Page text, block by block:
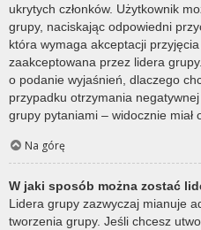
ukrytych członków. Użytkownik
grupy, naciskając odpowiedni
która wymaga akceptacji
zaakceptowana przez lidera
o podanie wyjaśnień, dlaczego
przypadku otrzymania
grupy pytaniami – widocznie miał
Na górę
W jaki sposób można zostać
Lidera grupy zazwyczaj mianuje
tworzenia grupy. Jeśli chcesz